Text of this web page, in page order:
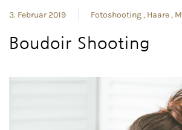
3. Februar 2019 Fotoshooting Haare
Boudoir Shooting